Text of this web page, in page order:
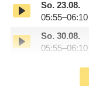
So.23.08.
05:55–06:10
So. 30.08.
05:55–06:10